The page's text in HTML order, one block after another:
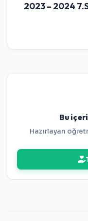
2023 – 2024
Bu
Hazırlayan